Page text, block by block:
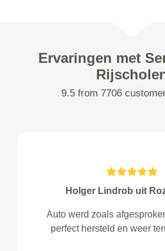
Ervaringen met
9.5 from 7706
Holger Lindrob uit
Auto werd zoals
perfect hersteld en weer